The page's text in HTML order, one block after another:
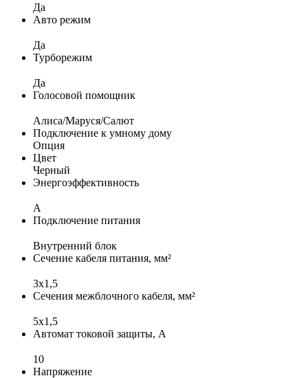
Да
Авто режим
Да
Турборежим
Да
Голосовой помощник
Алиса/Маруся/Салют
Подключение к умному дому
Опция
Цвет
Черный
Энергоэффективность
A
Подключение питания
Внутренний блок
Сечение кабеля питания, мм²
3x1,5
Сечения межблочного кабеля, мм²
5x1,5
Автомат токовой защиты, А
10
Напряжение